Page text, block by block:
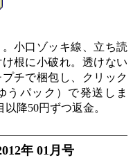
小口ゾッキ線、立ち読
根に小破れ。透けない
チで梱包し、クリック
うパック）で発送しま
降50円ずつ返金。
年 01月号